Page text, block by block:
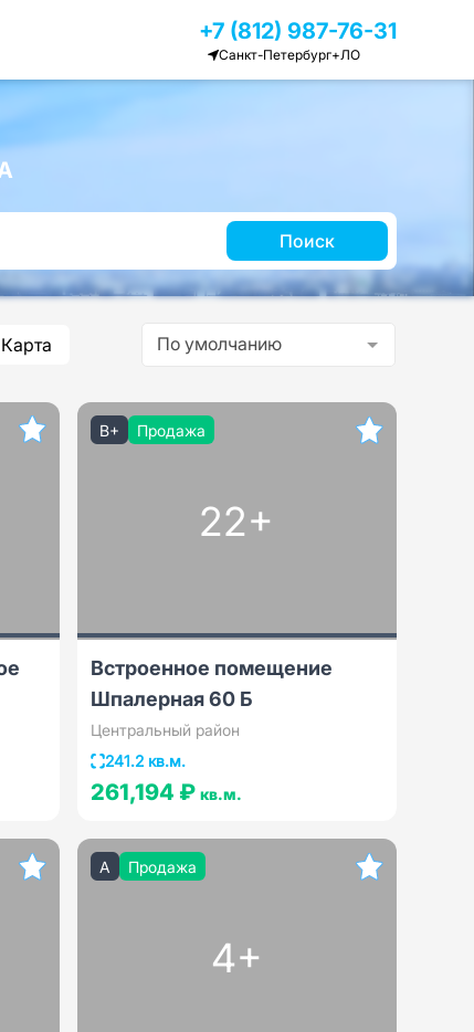
+7 (812) 987-76-31
Санкт-Петербург+ЛО
Поиск
Карта По умолчанию
B+ Продажа
22+
Встроенное помещение
Шпалерная 60 Б
Центральный район
241.2 кв.м.
261,194 ₽ кв.м.
A Продажа
4+